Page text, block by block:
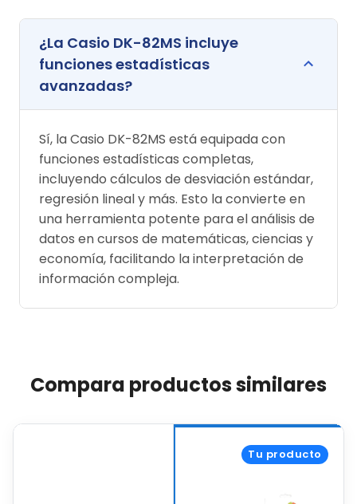
¿La Casio DK-82MS incluye
funciones estadísticas
avanzadas?
Sí, la Casio DK-82MS está equipada con
funciones estadísticas completas,
incluyendo cálculos de desviación estándar,
regresión lineal y más. Esto la convierte en
una herramienta potente para el análisis de
datos en cursos de matemáticas, ciencias y
economía, facilitando la interpretación de
información compleja.
Compara productos similares
Tu producto